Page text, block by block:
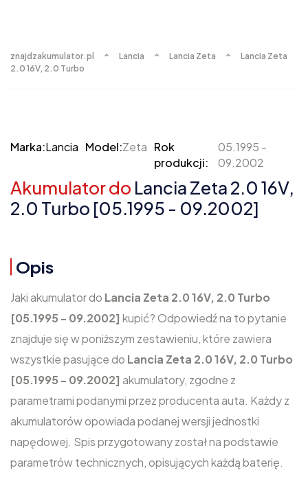
znajdzakumulator.pl Lancia Lancia Zeta
Lancia Zeta
2.0 16V, 2.0 Turbo
Marka:Lancia Model:Zeta Rok
produkcji:
05.1995 -
09.2002
Akumulator do Lancia Zeta 2.0 16V,
2.0 Turbo [05.1995 - 09.2002]
Opis
Jaki akumulator do Lancia Zeta 2.0 16V, 2.0 Turbo
[05.1995 - 09.2002] kupić? Odpowiedź na to pytanie
znajduje się w poniższym zestawieniu, które zawiera
wszystkie pasujące do Lancia Zeta 2.0 16V, 2.0 Turbo
[05.1995 - 09.2002] akumulatory, zgodne z
parametrami podanymi przez producenta auta. Każdy z
akumulatorów opowiada podanej wersji jednostki
napędowej. Spis przygotowany został na podstawie
parametrów technicznych, opisujących każdą baterię.